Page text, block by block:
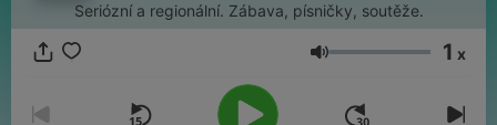
Seriózní a regionální. Zábava, písničky, soutěže.
Сила на звука
1 x